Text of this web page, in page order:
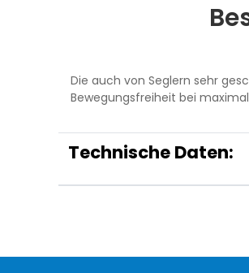
Die auch von Seglern sehr
Bewegungsfreiheit bei
Technische Daten: